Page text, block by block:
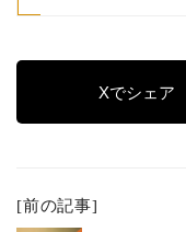
Xでシェア
[前の記事]